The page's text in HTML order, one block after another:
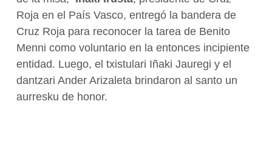
Roja en el País Vasco, entregó la bandera de
Cruz Roja para reconocer la tarea de Benito
Menni como voluntario en la entonces incipiente
entidad. Luego, el txistulari Iñaki Jauregi y el
dantzari Ander Arizaleta brindaron al santo un
aurresku de honor.